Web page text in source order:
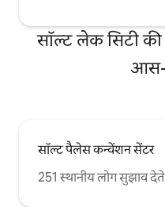
सॉल्ट लेक सिटी
आस-
सॉल्ट पैलेस कन्वेंशन सेंटर
251 स्थानीय लोग सुझाव